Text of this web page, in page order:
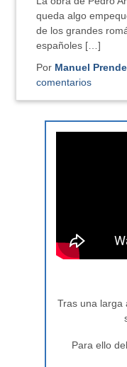
queda algo
de los grandes
españoles […]
Por Manuel
comentarios
Tras una larga
Para ello